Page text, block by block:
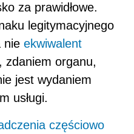
za prawidłowe.
legitymacyjnego
nie ekwiwalent
zdaniem organu,
jest wydaniem
usługi.
częściowo